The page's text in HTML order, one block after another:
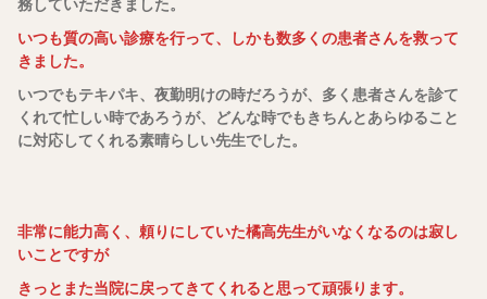
務していただきました。
いつも質の高い診療を行って、しかも数多くの患者さんを救って
きました。
いつでもテキパキ、夜勤明けの時だろうが、多く患者さんを診て
くれて忙しい時であろうが、どんな時でもきちんとあらゆること
に対応してくれる素晴らしい先生でした。
非常に能力高く、頼りにしていた橘高先生がいなくなるのは寂し
いことですが
きっとまた当院に戻ってきてくれると思って頑張ります。